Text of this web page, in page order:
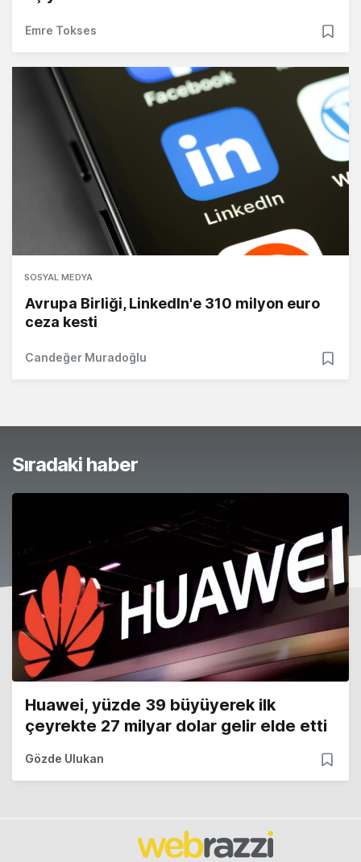
Emre Tokses
SOSYAL MEDYA
Avrupa Birliği, LinkedIn'e 310 milyon euro
ceza kesti
Candeğer Muradoğlu
Sıradaki haber
Huawei, yüzde 39 büyüyerek ilk
çeyrekte 27 milyar dolar gelir elde etti
Gözde Ulukan